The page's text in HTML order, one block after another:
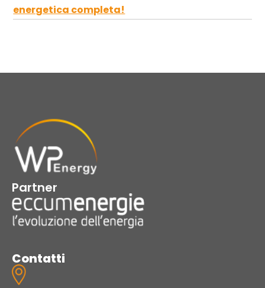
energetica completa!
Partner
Contatti